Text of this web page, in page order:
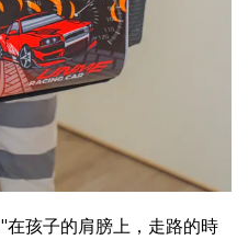
孩子的肩膀上，走路的時